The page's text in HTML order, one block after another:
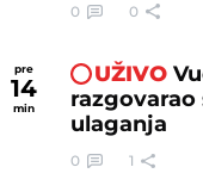
0 0
pre
14
min
UŽIVO
ulaganja
0 1